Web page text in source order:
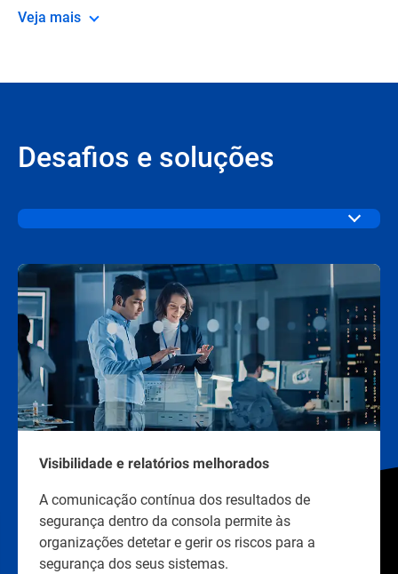
Veja mais
Desafios e soluções
Visibilidade e relatórios melhorados
A comunicação contínua dos resultados de
segurança dentro da consola permite às
organizações detetar e gerir os riscos para a
segurança dos seus sistemas.